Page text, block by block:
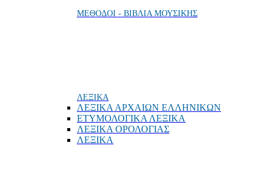
ΜΕΘΟΔΟΙ - ΒΙΒΛΙΑ ΜΟΥΣΙΚΗΣ
ΛΕΞΙΚΑ
ΛΕΞΙΚΑ ΑΡΧΑΙΩΝ ΕΛΛΗΝΙΚΩΝ
ΕΤΥΜΟΛΟΓΙΚΑ ΛΕΞΙΚΑ
ΛΕΞΙΚΑ ΟΡΟΛΟΓΙΑΣ
ΛΕΞΙΚΑ